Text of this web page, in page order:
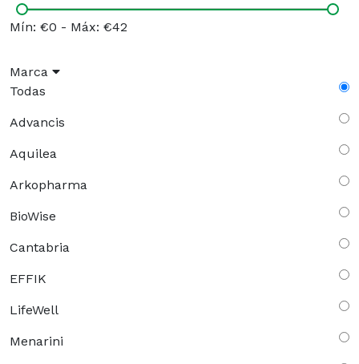
Mín: €0 - Máx: €42
Marca
Todas
Advancis
Aquilea
Arkopharma
BioWise
Cantabria
EFFIK
LifeWell
Menarini